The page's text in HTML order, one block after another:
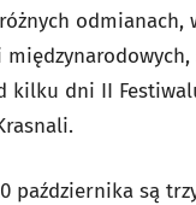
odmianach,
kilku dni II
października są